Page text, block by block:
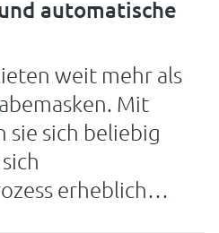
automatische
weit mehr als
Mit
sie sich beliebig
erheblich